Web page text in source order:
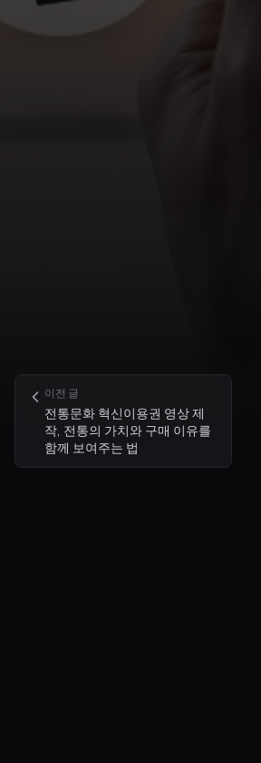
이전 글
전통문화 혁신이용권 영상 제
작, 전통의 가치와 구매 이유를
함께 보여주는 법